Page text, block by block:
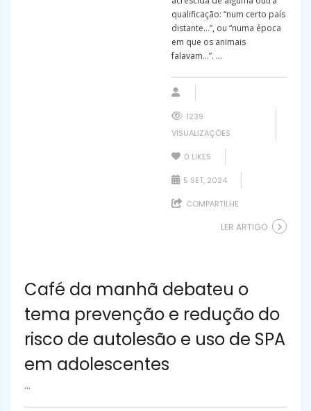
qualificação: “num certo país
distante…”, ou “numa época
em que os animais
falavam…”. ...
1239
VISUALIZAÇÕES
0 LIKES
5 SET, 2024
COMPARTILHE
LER ARTIGO
Café da manhã debateu o
tema prevenção e redução do
risco de autolesão e uso de SPA
em adolescentes
...